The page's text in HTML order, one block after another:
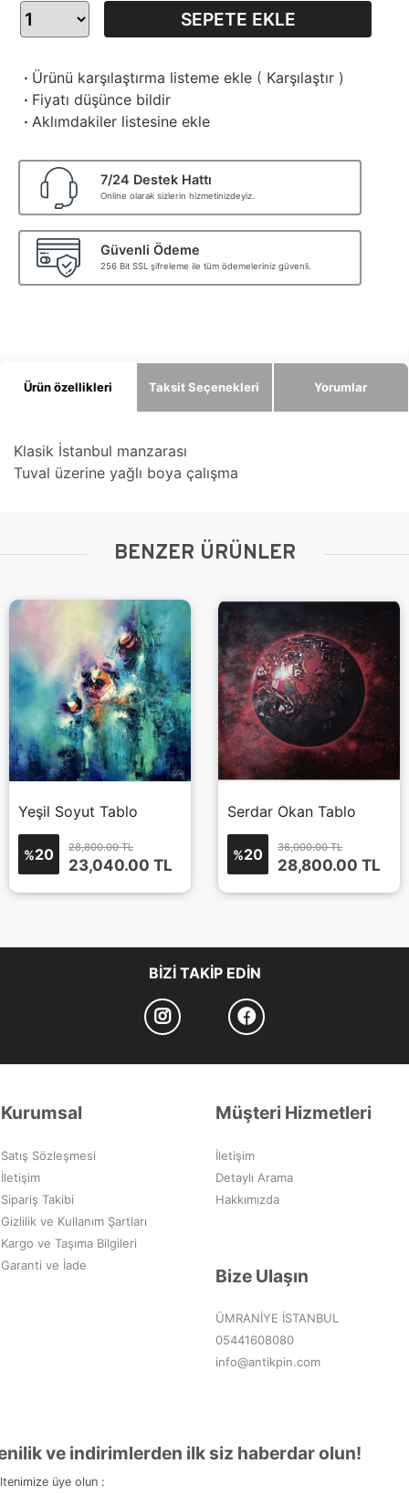
SEPETE EKLE
· Ürünü karşılaştırma listeme ekle ( Karşılaştır )
· Fiyatı düşünce bildir
· Aklımdakiler listesine ekle
7/24 Destek Hattı
Online olarak sizlerin hizmetinizdeyiz.
Güvenli Ödeme
256 Bit SSL şifreleme ile tüm ödemeleriniz güvenli.
Ürün özellikleri Taksit Seçenekleri Yorumlar
Klasik İstanbul manzarası
Tuval üzerine yağlı boya çalışma
BENZER ÜRÜNLER
Yeşil Soyut Tablo
%20 28,800.00 TL
23,040.00 TL
Serdar Okan Tablo
%20 36,000.00 TL
28,800.00 TL
BIZI TAKIP EDIN
Kurumsal
Satış Sözleşmesi
İletişim
Sipariş Takibi
Gizlilik ve Kullanım Şartları
Kargo ve Taşıma Bilgileri
Garanti ve İade
Müşteri Hizmetleri
İletişim
Detaylı Arama
Hakkımızda
Bize Ulaşın
ÜMRANİYE İSTANBUL
05441608080
info@antikpin.com
ve indirimlerden ilk siz haberdar olun!
üye olun :